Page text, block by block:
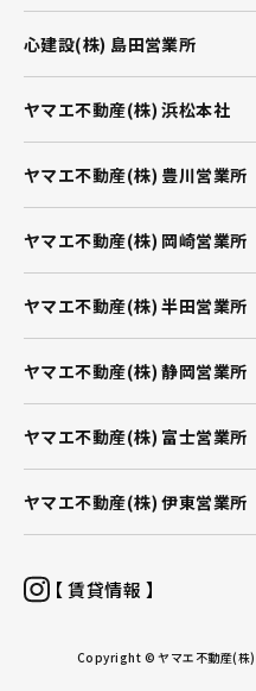
ヤマエ不動産(株) 浜松本社
ヤマエ不動産(株) 静岡営業所
ヤマエ不動産(株) 豊川営業所
ヤマエ不動産(株) 富士営業所
ヤマエ不動産(株) 岡崎営業所
ヤマエ不動産(株) 伊東営業所
ヤマエ不動産(株) 半田営業所
心建設(株) 島田営業所
【 賃貸情報 】
Copyright © ヤマエ不動産(株